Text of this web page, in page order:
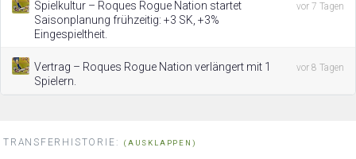
Spielkultur – Roques Rogue Nation startet
Saisonplanung frühzeitig: +3 SK, +3%
Eingespieltheit.
vor 7 Tagen
Vertrag – Roques Rogue Nation verlängert mit 1
Spielern.
vor 8 Tagen
TRANSFERHISTORIE: (AUSKLAPPEN)